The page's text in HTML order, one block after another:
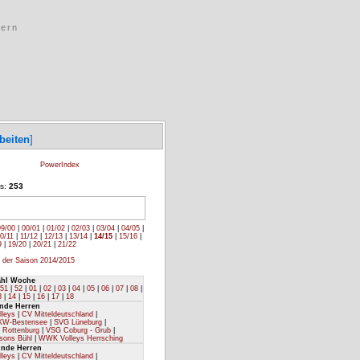
]
PowerIndex
253
00 00/01 01/02 02/03 03/04 04/05
11| 11/12| 12/13| 13/14| 14/15| 15/16|
19/20 20/21
21/22
der Saison 2014/2015
Woche
51 52 01 02 03 04 05 06 07 08
| 14| 15| 16| 17| 18
Herren
CV Mitteldeutschland
Bestensee
SVG Lüneburg
Rottenburg| VSG Coburg - Grub|
Bühl
WWK Volleys Herrsching
Herren
CV Mitteldeutschland